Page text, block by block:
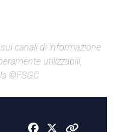
canali di informazione
utilizzabili,
©FSGC